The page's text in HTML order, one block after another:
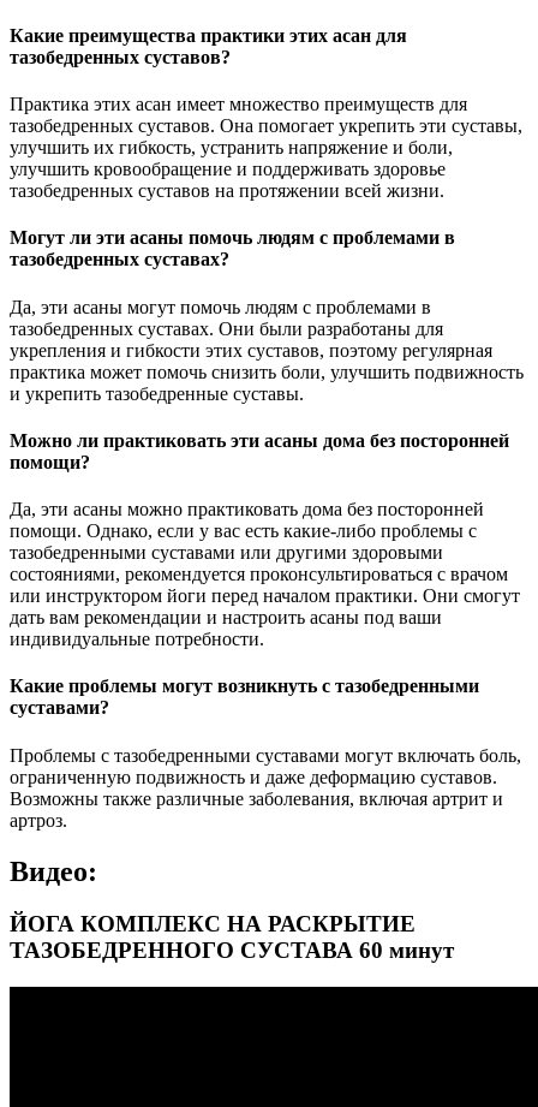
Какие преимущества практики этих асан для
тазобедренных суставов?
Практика этих асан имеет множество преимуществ для
тазобедренных суставов. Она помогает укрепить эти суставы,
улучшить их гибкость, устранить напряжение и боли,
улучшить кровообращение и поддерживать здоровье
тазобедренных суставов на протяжении всей жизни.
Могут ли эти асаны помочь людям с проблемами в
тазобедренных суставах?
Да, эти асаны могут помочь людям с проблемами в
тазобедренных суставах. Они были разработаны для
укрепления и гибкости этих суставов, поэтому регулярная
практика может помочь снизить боли, улучшить подвижность
и укрепить тазобедренные суставы.
Можно ли практиковать эти асаны дома без посторонней
помощи?
Да, эти асаны можно практиковать дома без посторонней
помощи. Однако, если у вас есть какие-либо проблемы с
тазобедренными суставами или другими здоровыми
состояниями, рекомендуется проконсультироваться с врачом
или инструктором йоги перед началом практики. Они смогут
дать вам рекомендации и настроить асаны под ваши
индивидуальные потребности.
Какие проблемы могут возникнуть с тазобедренными
суставами?
Проблемы с тазобедренными суставами могут включать боль,
ограниченную подвижность и даже деформацию суставов.
Возможны также различные заболевания, включая артрит и
артроз.
Видео:
ЙОГА КОМПЛЕКС НА РАСКРЫТИЕ
ТАЗОБЕДРЕННОГО СУСТАВА 60 минут